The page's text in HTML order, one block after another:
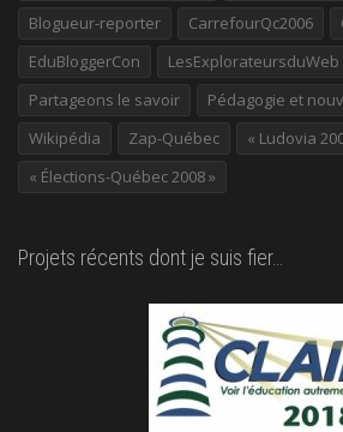
Blogueur-reporter
CarrefourQc2006
EduBloggerCon
LesExplorateursduWeb
Partageons le savoir
Pédagogie et
Wikipédia
Zap-Québec
« Ludovia
« Élections-Québec 2008 »
Projets récents dont je suis fier…